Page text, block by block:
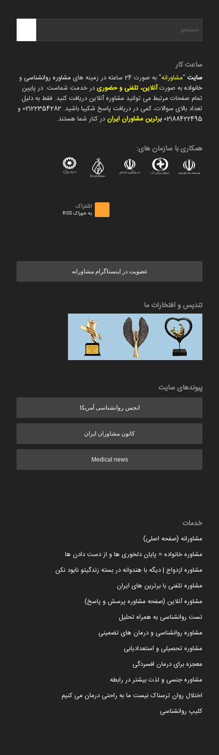
ساعت کار
سایت"مشاورانه" به صورت 24 ساعته در زمینه های مشاوره روانشناسی و
خانوادهبه صورتآنلاین، تلفنی و حضوریدر خدمت شماست. در پایین
تمام صفحات مرتبط می توانید مشاوره آنلاین دریافت کنید. فقط به دلیل
تعداد بالای سوالات، کمی در دریافت پاسخ شکیبا باشید. 02122354282 و
02188422495 برترین مشاوران ایراندر کنار شما هستند.
همکاری با سازمان های:
اشتراک
به خوراک RSS
عضویت در اینستاگرام مشاورانه
تندیس و افتخارات ما
پیوندهای سایت
انجمن روانشناسی آمریکا
کانون مشاوران ایران
Medical news
خدمات
مشاورانه (صفحه اصلی)
مشاوره خانواده = پایان دلخوری ها و از دست دادن ها
مشاوره ازدواج | دیگه با هندوانه در بسته زندگیتو نابود نکن
مشاوره تلفنی با برترین های ایران
مشاوره آنلاین (صفحه مشاوره پرسش و پاسخ)
تست روانشناسی به همراه تحلیل
مشاوره روانشناسی و درمان های تضمینی
مشاوره تحصیلی و استعدادیابی
معجزه برای درمان افسردگی
مشاوره جنسی و لذت بیشتر در رابطه
اختلال روان ترسناک نیست ما به راحتی درمان می کنیم
کلیپ روانشناسی